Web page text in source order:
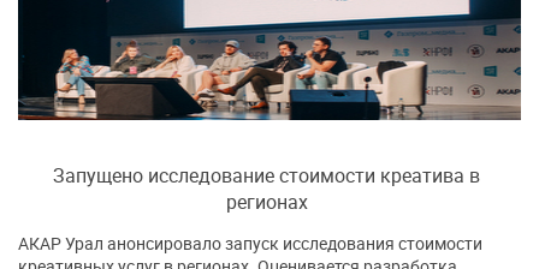
Запущено исследование стоимости креатива в
регионах
АКАР Урал анонсировало запуск исследования стоимости